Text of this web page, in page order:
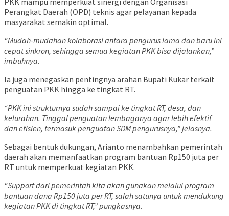
Perangkat Daerah (OPD) teknis agar pelayanan kepada
masyarakat semakin optimal.
“Mudah-mudahan kolaborasi antara pengurus lama dan baru ini
cepat sinkron, sehingga semua kegiatan PKK bisa dijalankan,”
imbuhnya.
Ia juga menegaskan pentingnya arahan Bupati Kukar terkait
penguatan PKK hingga ke tingkat RT.
“PKK ini strukturnya sudah sampai ke tingkat RT, desa, dan
kelurahan. Tinggal penguatan lembaganya agar lebih efektif
dan efisien, termasuk penguatan SDM pengurusnya,” jelasnya.
Sebagai bentuk dukungan, Arianto menambahkan pemerintah
daerah akan memanfaatkan program bantuan Rp150 juta per
RT untuk memperkuat kegiatan PKK.
“Support dari pemerintah kita akan gunakan melalui program
bantuan dana Rp150 juta per RT, salah satunya untuk mendukung
kegiatan PKK di tingkat RT,” pungkasnya.